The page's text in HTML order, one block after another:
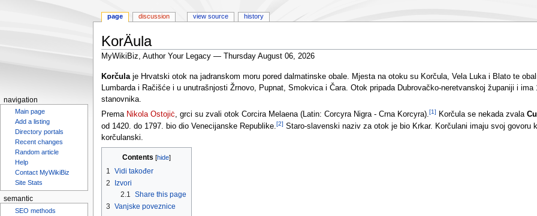
KorÄula
MyWikiBiz, Author Your Legacy — Thursday August 06, 2026
Jump
to
navigation
Jump
to
search
Korčulaje Hrvatski otok na jadranskom moru pored dalmatinske obale. Mjesta na otoku su Korčula, Vela Luka i Blato te
Lumbarda i Račišće i u unutrašnjosti Žrnovo, Pupnat, Smokvica i Čara. Otok pripada Dubrovačko-neretvanskoj županiji i ima
stanovnika.
Prema Nikola Ostojiċ, grci su zvali otok Corcira Melaena (Latin: Corcyra Nigra - Crna Korcyra).[1] Korčula se nekada zvala
od 1420. do 1797. bio dio Venecijanske Republike.[2] Staro-slavenski naziv za otok je bio Krkar. Korčulani imaju svoj govoru
korčulanski.
Contents
1 Vidi također
2
Izvori
2.1 Share this page
3 Vanjske poveznice
page discussion view source history
navigation
Main page
Add a listing
Directory portals
Recent changes
Random article
Help
Contact MyWikiBiz
Site Stats
semantic
SEO methods